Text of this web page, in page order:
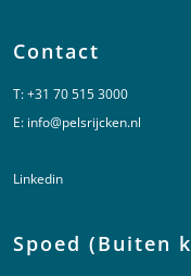
Contact
T:+31 70 515 3000
E: info@pelsrijcken.nl
Linkedin
Spoed (Buiten